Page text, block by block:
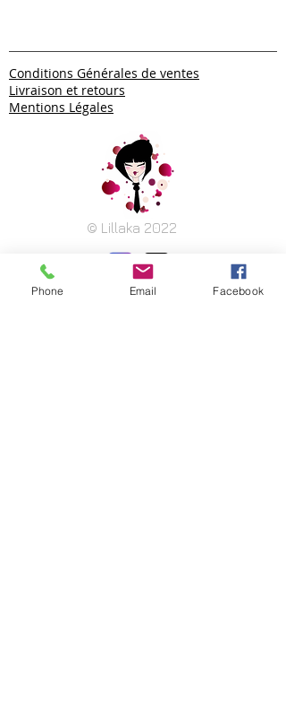
ENVELOPPE OFFERTE
Conditions Générales de ventes
Livraison et retours
Mentions Légales
© Lillaka 2022
Phone Email Facebook